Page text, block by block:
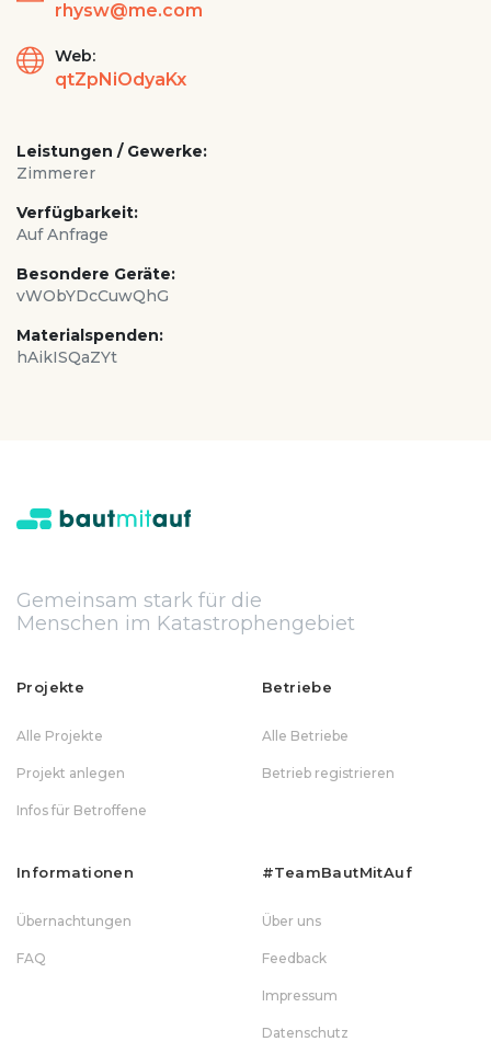
rhysw@me.com
Web:
qtZpNiOdyaKx
Leistungen / Gewerke:
Zimmerer
Verfügbarkeit:
Auf Anfrage
Besondere Geräte:
vWObYDcCuwQhG
Materialspenden:
hAikISQaZYt
Gemeinsam stark für die
Menschen im Katastrophengebiet
Projekte
Alle Projekte
Projekt anlegen
Infos für Betroffene
Betriebe
Alle Betriebe
Betrieb registrieren
Informationen
Übernachtungen
FAQ
#teamBautMitAuf
Über uns
Feedback
Impressum
Datenschutz